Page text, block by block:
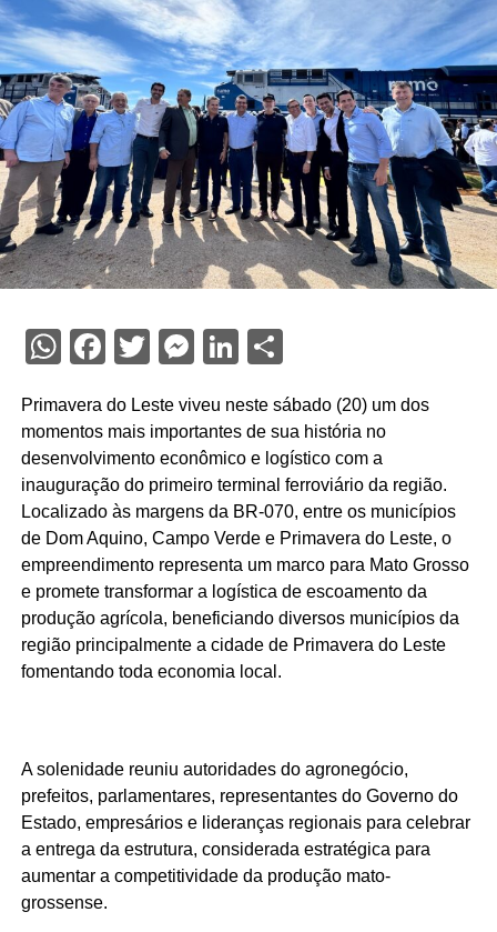
WhatsApp
Facebook
Twitter
Messenger
LinkedIn
Share
Primavera do Leste viveu neste sábado (20) um dos
momentos mais importantes de sua história no
desenvolvimento econômico e logístico com a
inauguração do primeiro terminal ferroviário da região.
Localizado às margens da BR-070, entre os municípios
de Dom Aquino, Campo Verde e Primavera do Leste, o
empreendimento representa um marco para Mato Grosso
e promete transformar a logística de escoamento da
produção agrícola, beneficiando diversos municípios da
região principalmente a cidade de Primavera do Leste
fomentando toda economia local.
A solenidade reuniu autoridades do agronegócio,
prefeitos, parlamentares, representantes do Governo do
Estado, empresários e lideranças regionais para celebrar
a entrega da estrutura, considerada estratégica para
aumentar a competitividade da produção mato-
grossense.